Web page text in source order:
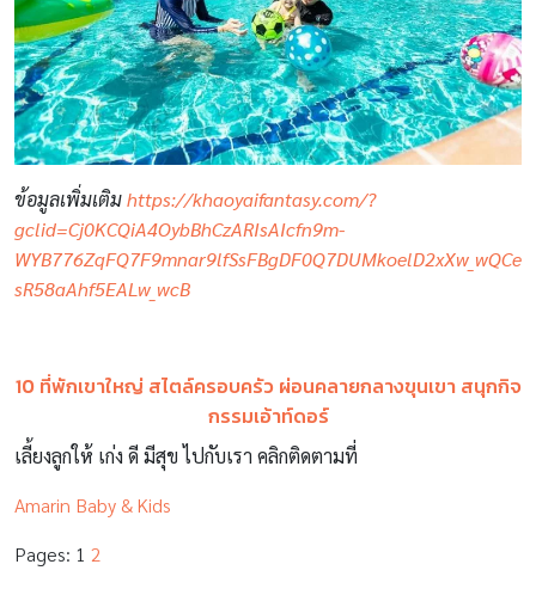
ข้อมูลเพิ่มเติมhttps://khaoyaifantasy.com/?
gclid=Cj0KCQiA4OybBhCzARIsAIcfn9m-
WYB776ZqFQ7F9mnar9lfSsFBgDF0Q7DUMkoelD2xXw_wQCe
sR58aAhf5EALw_wcB
10 ที่พักเขาใหญ่ สไตล์ครอบครัว ผ่อนคลายกลางขุนเขา สนุกกิจ
กรรมเอ้าท์ดอร์
เลี้ยงลูกให้ เก่ง ดี มีสุข ไปกับเรา คลิกติดตามที่
Amarin Baby & Kids
Pages: 1 2